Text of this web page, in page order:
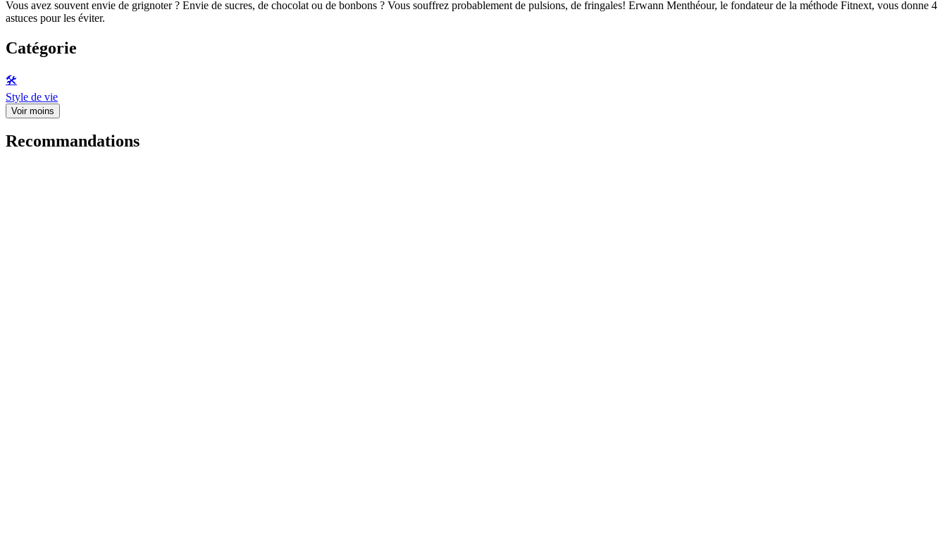
Vous avez souvent envie de grignoter ? Envie de sucres, de chocolat ou de bonbons ? Vous souffrez probablement de pulsions, de fringales! Erwann Menthéour, le fondateur de la méthode Fitnext, vous donne 4
astuces pour les éviter.
Catégorie
🛠️
Style de vie
Voir moins
Recommandations